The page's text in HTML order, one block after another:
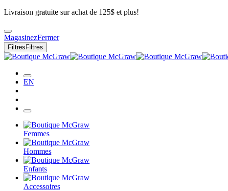
Livraison gratuite sur achat de 125$ et plus!
MagasinezFermer
Filtres Filtres
EN
Femmes
Hommes
Enfants
Accessoires